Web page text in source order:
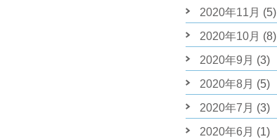
2020年11月 (5)
2020年10月 (8)
2020年9月 (3)
2020年8月 (5)
2020年7月 (3)
2020年6月 (1)